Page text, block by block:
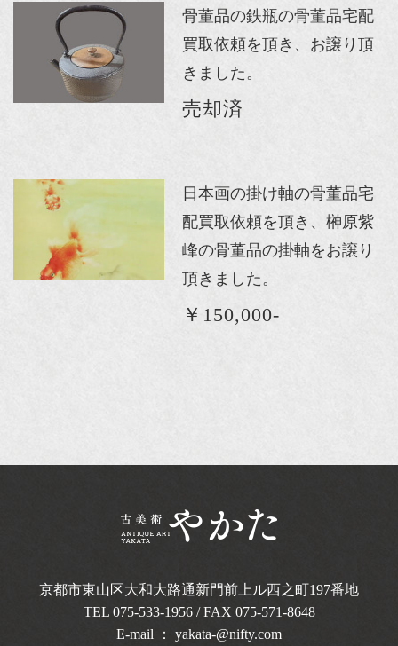
骨董品の鉄瓶の骨董品宅配
買取依頼を頂き、お譲り頂
きました。
売却済
日本画の掛け軸の骨董品宅
配買取依頼を頂き、榊原紫
峰の骨董品の掛軸をお譲り
頂きました。
￥150,000-
京都市東山区大和大路通新門前上ル西之町197番地
TEL 075-533-1956/ FAX 075-571-8648
E-mail ： yakata-@nifty.com